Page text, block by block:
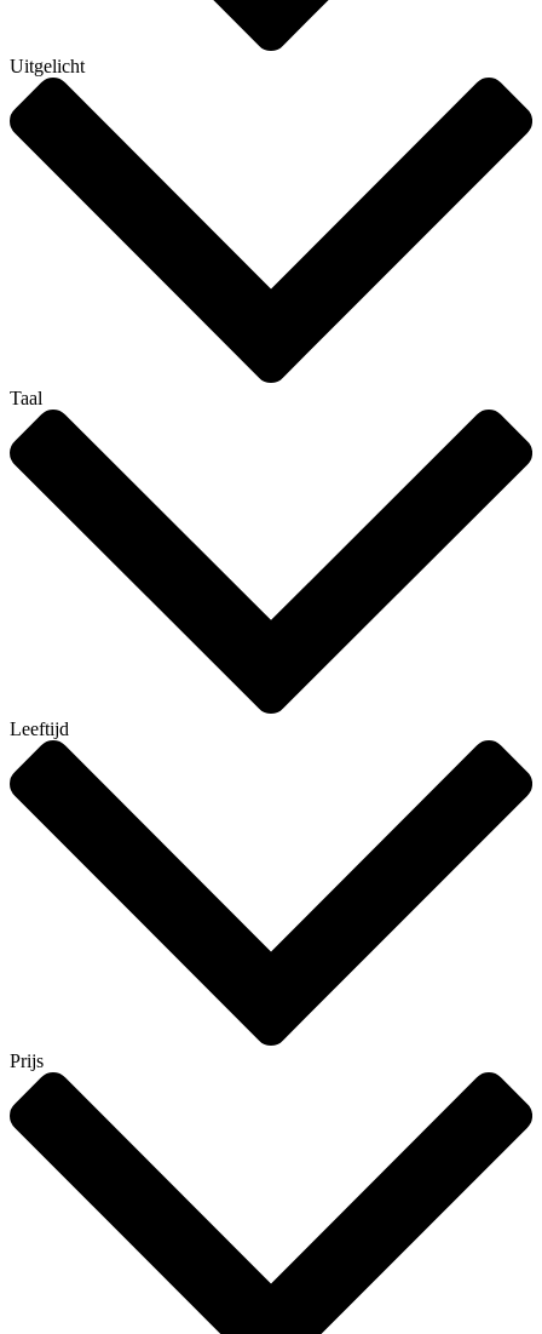
Uitgelicht
Taal
Leeftijd
Prijs